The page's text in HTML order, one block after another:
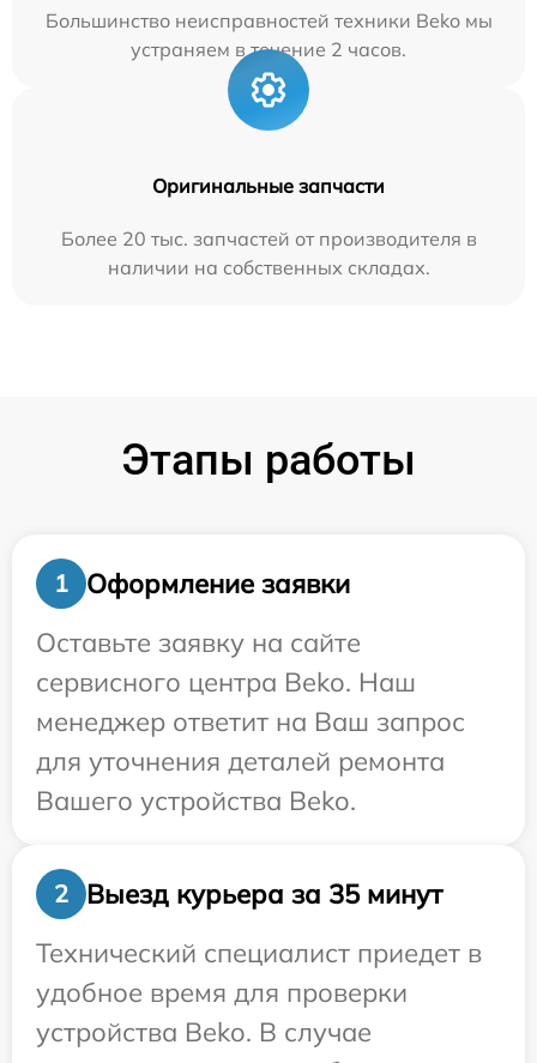
Большинство неисправностей техники Beko мы
устраняем в течение 2 часов.
Оригинальные запчасти
Более 20 тыс. запчастей от производителя в
наличии на собственных складах.
Этапы работы
1
Оформление заявки
Оставьте заявку на сайте
сервисного центра Beko. Наш
менеджер ответит на Ваш запрос
для уточнения деталей ремонта
Вашего устройства Beko.
2
Выезд курьера за 35 минут
Технический специалист приедет в
удобное время для проверки
устройства Beko. В случае